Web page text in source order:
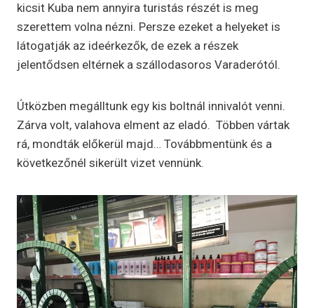
kicsit Kuba nem annyira turistás részét is meg
szerettem volna nézni. Persze ezeket a helyeket is
látogatják az ideérkezők, de ezek a részek
jelentődsen eltérnek a szállodasoros Varaderótól.
Útközben megálltunk egy kis boltnál innivalót venni.
Zárva volt, valahova elment az eladó. Többen vártak
rá, mondták előkerül majd… Továbbmentünk és a
következőnél sikerült vizet vennünk.